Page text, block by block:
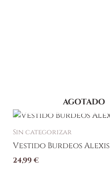
AGOTADO
Sin categorizar
Vestido Burdeos Alexis
24,99€